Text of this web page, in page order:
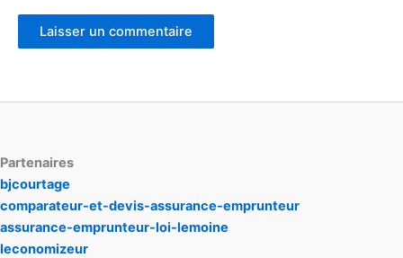
Partenaires
bjcourtage
comparateur-et-devis-assurance-emprunteur
assurance-emprunteur-loi-lemoine
leconomizeur